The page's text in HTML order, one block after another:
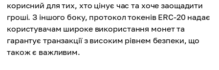
корисний для тих, хто цінує час та хоче заощадити
гроші. З іншого боку, протокол токенів ERC-20 надає
користувачам широке використання монет та
гарантує транзакції з високим рівнем безпеки, що
також є важливим.